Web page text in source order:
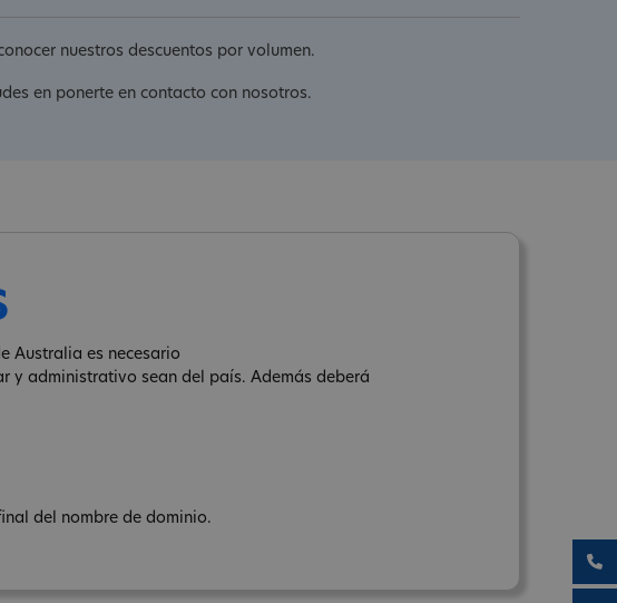
nuestros descuentos por volumen.
en ponerte en contacto con nosotros.
Australia es necesario
y administrativo sean del país. Además deberá
del nombre de dominio.